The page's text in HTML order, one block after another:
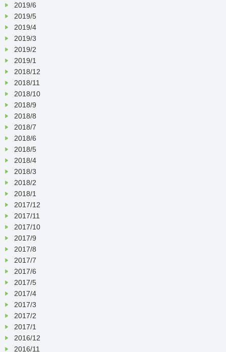
2019/6
2019/5
2019/4
2019/3
2019/2
2019/1
2018/12
2018/11
2018/10
2018/9
2018/8
2018/7
2018/6
2018/5
2018/4
2018/3
2018/2
2018/1
2017/12
2017/11
2017/10
2017/9
2017/8
2017/7
2017/6
2017/5
2017/4
2017/3
2017/2
2017/1
2016/12
2016/11